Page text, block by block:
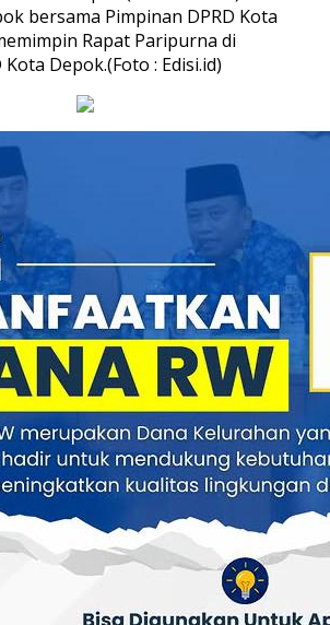
bersama Pimpinan DPRD Kota
Rapat Paripurna di
Depok.(Foto : Edisi.id)